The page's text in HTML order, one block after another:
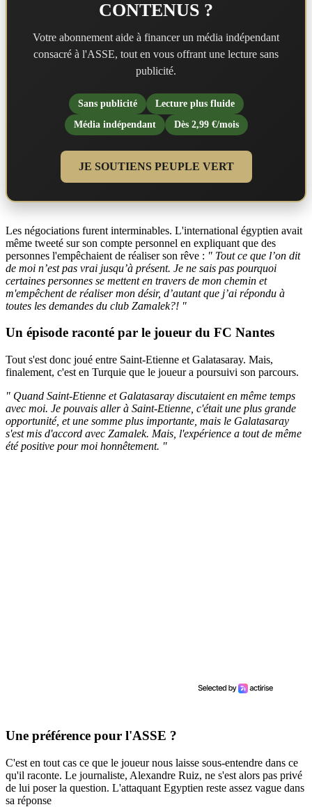
CONTENUS ?
Votre abonnement aide à financer un média indépendant
consacré à l'ASSE, tout en vous offrant une lecture sans
publicité.
Sans publicité
Lecture plus fluide
Média indépendant
Dès 2,99 €/mois
JE SOUTIENS PEUPLE VERT
Les négociations furent interminables. L'international égyptien avait
même tweeté sur son compte personnel en expliquant que des
personnes l'empêchaient de réaliser son rêve : " Tout ce que l’on dit
de moi n’est pas vrai jusqu’à présent. Je ne sais pas pourquoi
certaines personnes se mettent en travers de mon chemin et
m'empêchent de réaliser mon désir, d’autant que j’ai répondu à
toutes les demandes du club Zamalek?! "
Un épisode raconté par le joueur du FC Nantes
Tout s'est donc joué entre Saint-Etienne et Galatasaray. Mais,
finalement, c'est en Turquie que le joueur a poursuivi son parcours.
" Quand Saint-Etienne et Galatasaray discutaient en même temps
avec moi. Je pouvais aller à Saint-Etienne, c'était une plus grande
opportunité, et une somme plus importante, mais le Galatasaray
s'est mis d'accord avec Zamalek. Mais, l'expérience a tout de même
été positive pour moi honnêtement. "
Une préférence pour l'ASSE ?
C'est en tout cas ce que le joueur nous laisse sous-entendre dans ce
qu'il raconte. Le journaliste, Alexandre Ruiz, ne s'est alors pas privé
de lui poser la question. L'attaquant Egyptien reste assez vague dans
sa réponse